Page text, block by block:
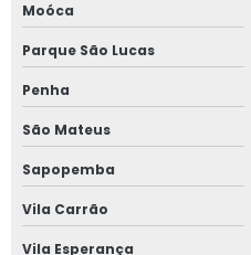
Moóca
Parque São Lucas
Penha
São Mateus
Sapopemba
Vila Carrão
Vila Esperança